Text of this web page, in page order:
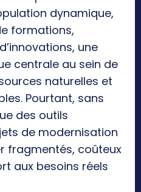
dynamique,
formations,
une
centrale au sein de
naturelles et
Pourtant, sans
des outils
de modernisation
fragmentés, coûteux
aux besoins réels